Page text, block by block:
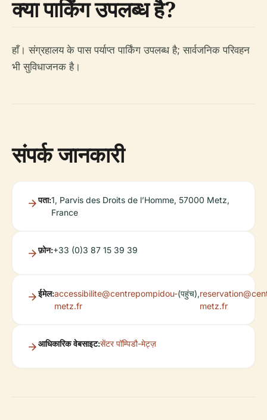
क्या पार्किंग उपलब्ध है?
हाँ। संग्रहालय के पास पर्याप्त पार्किंग उपलब्ध है; सार्वजनिक परिवहन
भी सुविधाजनक है।
संपर्क जानकारी
पता:1, Parvis des Droits de l’Homme, 57000 Metz,
France
फ़ोन:+33 (0)3 87 15 39 39
ईमेल:accessibilite@centrepompidou-
metz.fr
(पहुंच),
metz.fr
आधिकारिक वेबसाइट:सेंटर पॉम्पिडौ-मेट्ज़